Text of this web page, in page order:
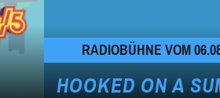
RADIOBÜHNE VOM
HOOKED ON A